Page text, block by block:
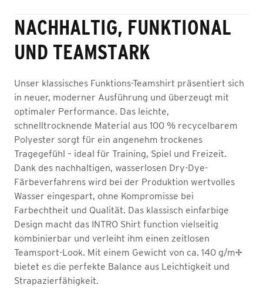
NACHHALTIG, FUNKTIONAL
UND TEAMSTARK
Unser klassisches Funktions-Teamshirt präsentiert sich
in neuer, moderner Ausführung und überzeugt mit
optimaler Performance. Das leichte,
schnelltrocknende Material aus 100 % recycelbarem
Polyester sorgt für ein angenehm trockenes
Tragegefühl – ideal für Training, Spiel und Freizeit.
Dank des nachhaltigen, wasserlosen Dry-Dye-
Färbeverfahrens wird bei der Produktion wertvolles
Wasser eingespart, ohne Kompromisse bei
Farbechtheit und Qualität. Das klassisch einfarbige
Design macht das INTRO Shirt function vielseitig
kombinierbar und verleiht ihm einen zeitlosen
Teamsport-Look. Mit einem Gewicht von ca. 140 g/m²
bietet es die perfekte Balance aus Leichtigkeit und
Strapazierfähigkeit.